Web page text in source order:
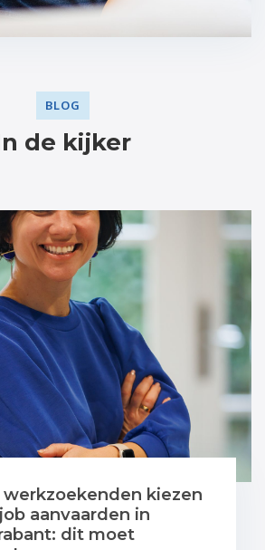
BLOG
de kijker
werkzoekenden kiezen
aanvaarden in
dit moet